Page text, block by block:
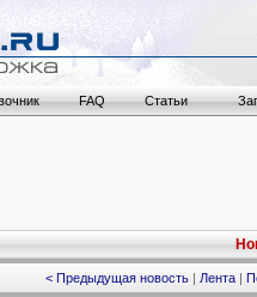
FAQ Статьи
< Предыдущая новость | Лента |